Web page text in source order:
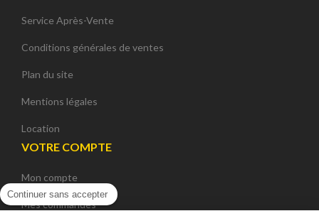
Service Après-Vente
Conditions générales de ventes
Plan du site
Mentions légales
Location
VOTRE COMPTE
Mon compte
Mes commandes
Continuer sans accepter